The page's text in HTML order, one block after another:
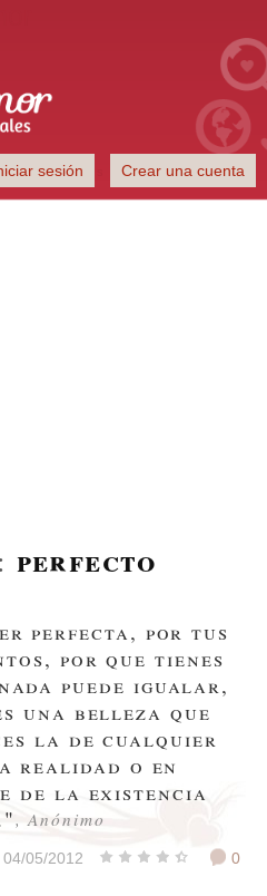
originales
sesión Crear una cuenta
perfecto
perfecta, por tus
por que tienes
puede igualar,
una belleza que
la de cualquier
realidad o en
de la existencia
, Anónimo
04/05/2012 0